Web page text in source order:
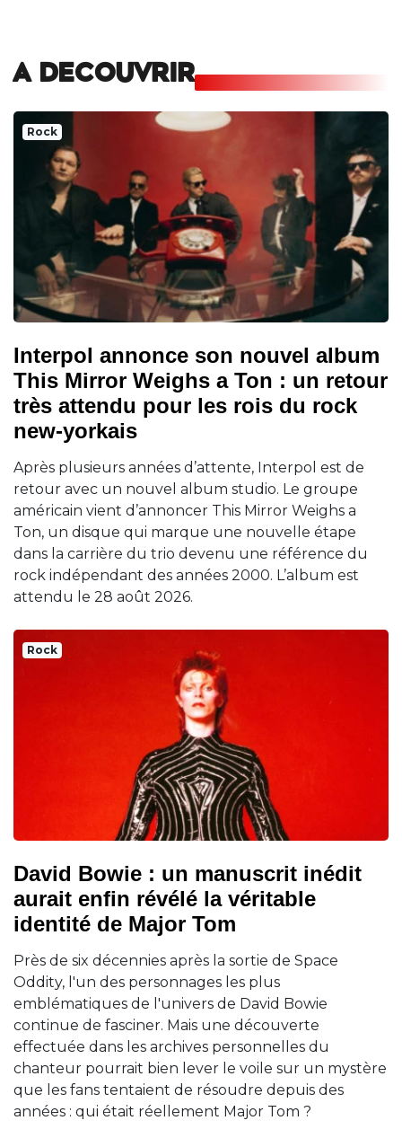
A DECOUVRIR
Rock
Interpol annonce son nouvel album
This Mirror Weighs a Ton : un retour
très attendu pour les rois du rock
new-yorkais
Après plusieurs années d’attente, Interpol est de
retour avec un nouvel album studio. Le groupe
américain vient d’annoncer This Mirror Weighs a
Ton, un disque qui marque une nouvelle étape
dans la carrière du trio devenu une référence du
rock indépendant des années 2000. L’album est
attendu le 28 août 2026.
Rock
David Bowie : un manuscrit inédit
aurait enfin révélé la véritable
identité de Major Tom
Près de six décennies après la sortie de Space
Oddity, l'un des personnages les plus
emblématiques de l'univers de David Bowie
continue de fasciner. Mais une découverte
effectuée dans les archives personnelles du
chanteur pourrait bien lever le voile sur un mystère
que les fans tentaient de résoudre depuis des
années : qui était réellement Major Tom ?